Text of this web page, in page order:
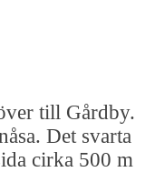
till Gårdby.
Det svarta
cirka 500 m